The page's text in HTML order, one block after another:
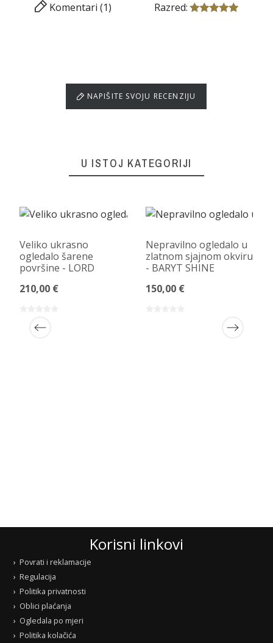
Komentari (1) Razred:
NAPIŠITE SVOJU RECENZIJU
U ISTOJ KATEGORIJI
Veliko ukrasno
ogledalo šarene
površine - LORD
210,00 €
Nepravilno ogledalo u
zlatnom sjajnom okviru
- BARYT SHINE
150,00 €
Korisni linkovi
Povrati i reklamacije
Regulacija
Politika privatnosti
Oblici plaćanja
Ogledala po mjeri
Politika kolačića